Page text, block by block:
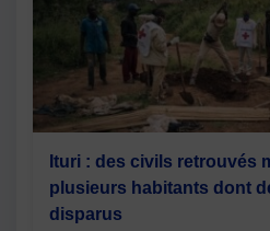
Ituri : des civils retrouvés
plusieurs habitants dont
disparus